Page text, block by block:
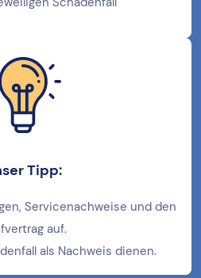
Tipp:
Servicenachweise und den
auf.
als Nachweis dienen.